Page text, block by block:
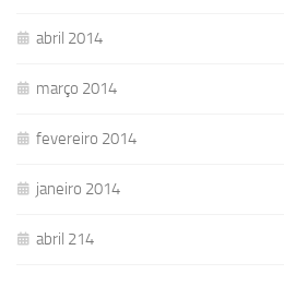
abril 2014
março 2014
fevereiro 2014
janeiro 2014
abril 214